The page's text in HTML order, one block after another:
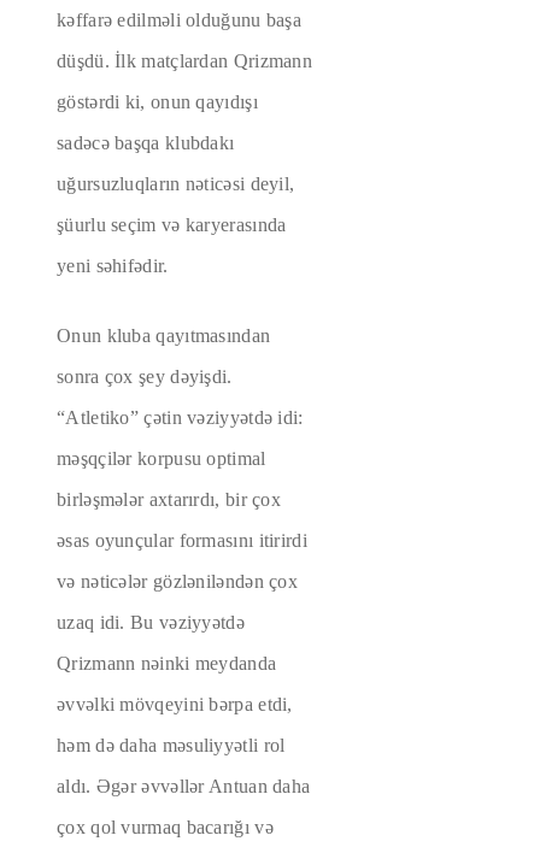
kəffarə edilməli olduğunu başa
düşdü. İlk matçlardan Qrizmann
göstərdi ki, onun qayıdışı
sadəcə başqa klubdakı
uğursuzluqların nəticəsi deyil,
şüurlu seçim və karyerasında
yeni səhifədir.
Onun kluba qayıtmasından
sonra çox şey dəyişdi.
“Atletiko” çətin vəziyyətdə idi:
məşqçilər korpusu optimal
birləşmələr axtarırdı, bir çox
əsas oyunçular formasını itirirdi
və nəticələr gözləniləndən çox
uzaq idi. Bu vəziyyətdə
Qrizmann nəinki meydanda
əvvəlki mövqeyini bərpa etdi,
həm də daha məsuliyyətli rol
aldı. Əgər əvvəllər Antuan daha
çox qol vurmaq bacarığı və